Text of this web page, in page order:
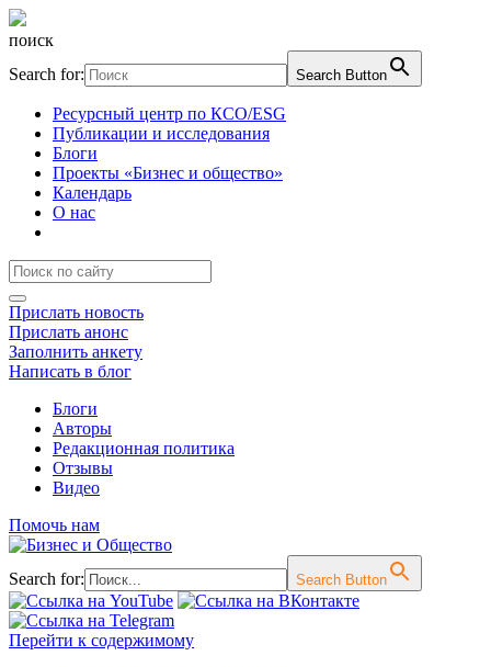
поиск
Search for:
Search Button
Ресурсный центр по КСО/ESG
Публикации и исследования
Блоги
Проекты «Бизнес и общество»
Календарь
О нас
Прислать новость
Прислать анонс
Заполнить анкету
Написать в блог
Блоги
Авторы
Редакционная политика
Отзывы
Видео
Помочь нам
Search for: Search Button
Перейти к содержимому